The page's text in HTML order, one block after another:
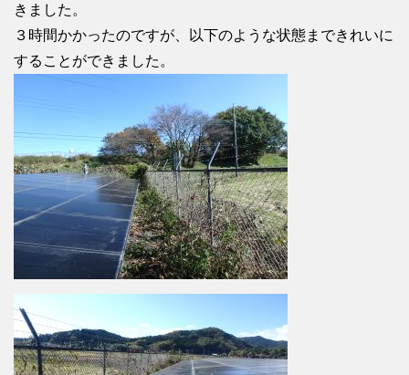
きました。
３時間かかったのですが、以下のような状態まできれいに
することができました。